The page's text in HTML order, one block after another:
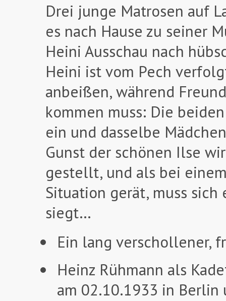
Drei junge Matrosen auf
es nach Hause zu seiner
Heini Ausschau nach
Heini ist vom Pech
anbeißen, während
kommen muss: Die
ein und dasselbe
Gunst der schönen Ilse
gestellt, und als bei
Situation gerät, muss
siegt…
Ein lang verschollener,
Heinz Rühmann als
am 02.10.1933 in